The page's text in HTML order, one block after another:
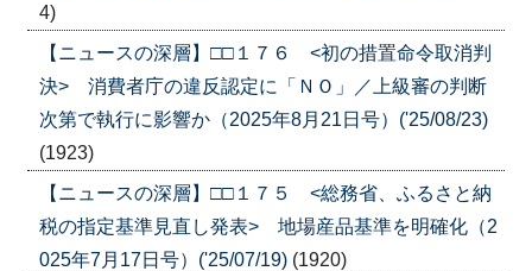
4)
【ニュースの深層】□□１７６ <初の措置命令取消判
決> 消費者庁の違反認定に「ＮＯ」／上級審の判断
次第で執行に影響か（2025年8月21日号）('25/08/23)
(1923)
【ニュースの深層】□□１７５ <総務省、ふるさと納
税の指定基準見直し発表> 地場産品基準を明確化（2
025年7月17日号）('25/07/19) (1920)